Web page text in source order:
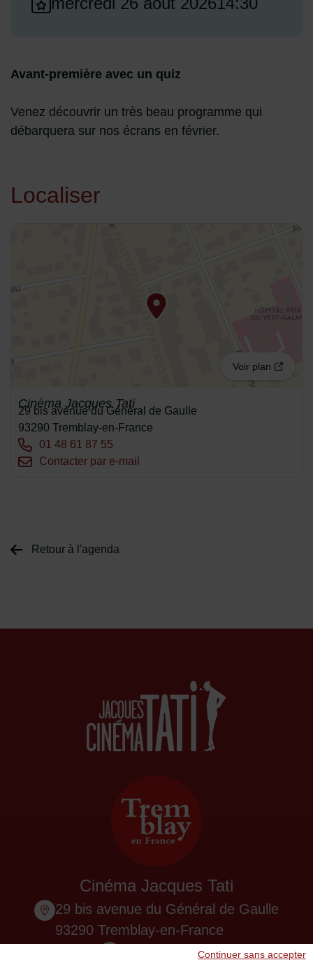
Continuer sans accepter
Avant-première avec un quiz
Venez découvrir un très beau programme qui
débarquera sur nos écrans en février.
Localiser
Voir plan
Cinéma Jacques Tati
Adresse :
29 bis avenue du Général de Gaulle
93290 Tremblay-en-France
Tél. :01 48 61 87 55
Courriel :Contacter par e-mail
Retour à l'agenda
Cinéma Jacques Tati
29 bis avenue du Général de Gaulle
93290 Tremblay-en-France
01 48 61 87 55